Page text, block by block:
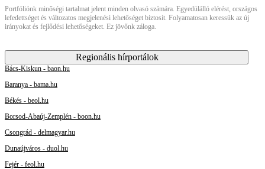
Portfóliónk minőségi tartalmat jelent minden olvasó számára. Egyedülálló elérést, országos
lefedettséget és változatos megjelenési lehetőséget biztosít. Folyamatosan keressük az új
irányokat és fejlődési lehetőségeket. Ez jövőnk záloga.
Regionális hírportálok
Bács-Kiskun - baon.hu
Baranya - bama.hu
Békés - beol.hu
Borsod-Abaúj-Zemplén - boon.hu
Csongrád - delmagyar.hu
Dunaújváros - duol.hu
Fejér - feol.hu